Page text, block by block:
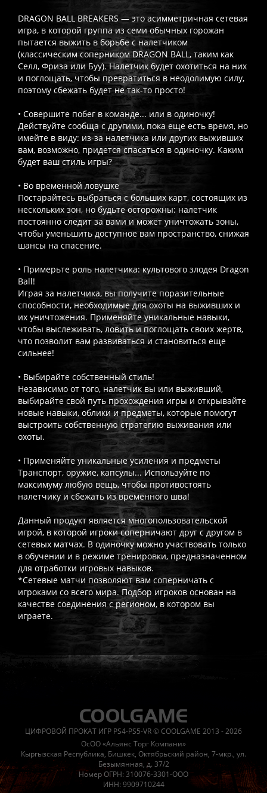
DRAGON BALL BREAKERS — это асимметричная сетевая
игра, в которой группа из семи обычных горожан
пытается выжить в борьбе с налетчиком
(классическим соперником DRAGON BALL, таким как
Селл, Фриза или Буу). Налетчик будет охотиться на них
и поглощать, чтобы превратиться в неодолимую силу,
поэтому сбежать будет не так-то просто!
• Совершите побег в команде... или в одиночку!
Действуйте сообща с другими, пока еще есть время, но
имейте в виду: из-за налетчика или других выживших
вам, возможно, придется спасаться в одиночку. Каким
будет ваш стиль игры?
• Во временной ловушке
Постарайтесь выбраться с больших карт, состоящих из
нескольких зон, но будьте осторожны: налетчик
постоянно следит за вами и может уничтожать зоны,
чтобы уменьшить доступное вам пространство, снижая
шансы на спасение.
• Примерьте роль налетчика: культового злодея Dragon
Ball!
Играя за налетчика, вы получите поразительные
способности, необходимые для охоты на выживших и
их уничтожения. Применяйте уникальные навыки,
чтобы выслеживать, ловить и поглощать своих жертв,
что позволит вам развиваться и становиться еще
сильнее!
• Выбирайте собственный стиль!
Независимо от того, налетчик вы или выживший,
выбирайте свой путь прохождения игры и открывайте
новые навыки, облики и предметы, которые помогут
выстроить собственную стратегию выживания или
охоты.
• Применяйте уникальные усиления и предметы
Транспорт, оружие, капсулы... Используйте по
максимуму любую вещь, чтобы противостоять
налетчику и сбежать из временного шва!
Данный продукт является многопользовательской
игрой, в которой игроки соперничают друг с другом в
сетевых матчах. В одиночку можно участвовать только
в обучении и в режиме тренировки, предназначенном
для отработки игровых навыков.
*Сетевые матчи позволяют вам соперничать с
игроками со всего мира. Подбор игроков основан на
качестве соединения с регионом, в котором вы
играете.
Часто спрашивают
Работает ли русский язык? Если локализация игры для
Что если игра не запускается?Свяжитесь с нашей
Есть ли поддержка после покупки?Да, наша поддержка
ЦИФРОВОЙ ПРОКАТ ИГР PS4-PS5-VR © COOLGAME 2013 - 2026
ОсОО «Альянс Торг Компани»
Кыргызская Республика, Бишкек, Октябрьский район, 7-мкр., ул.
Безымянная, д. 37/2
Номер ОГРН: 310076-3301-ООО
ИНН: 9909710244